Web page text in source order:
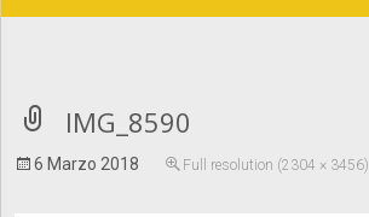
IMG_8590
6 Marzo 2018 Full resolution (2304 × 3456)